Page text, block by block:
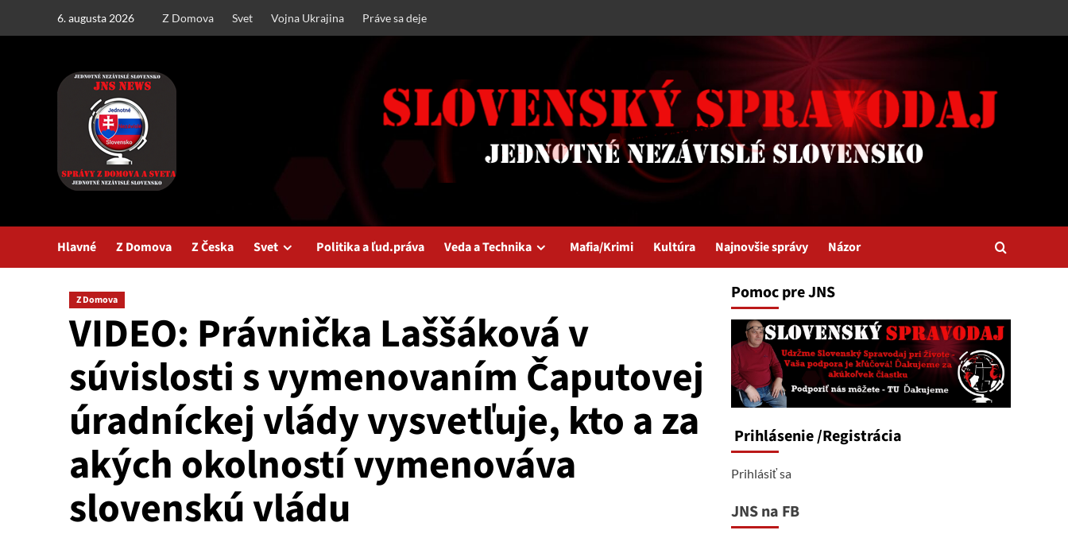
6. augusta 2026 Z Domova Svet Vojna Ukrajina Práve sa deje
Hlavné Z Domova Z Česka Svet Politika a ľud.práva Veda a Technika Mafia/Krimi Kultúra Najnovšie správy Názor
Z Domova
VIDEO: Právnička Laššáková v
súvislosti s vymenovaním Čaputovej
úradníckej vlády vysvetľuje, kto a za
akých okolností vymenováva
slovenskú vládu
Pomoc pre JNS
Prihlásenie/Registrácia
Prihlásiť sa
JNS na FB